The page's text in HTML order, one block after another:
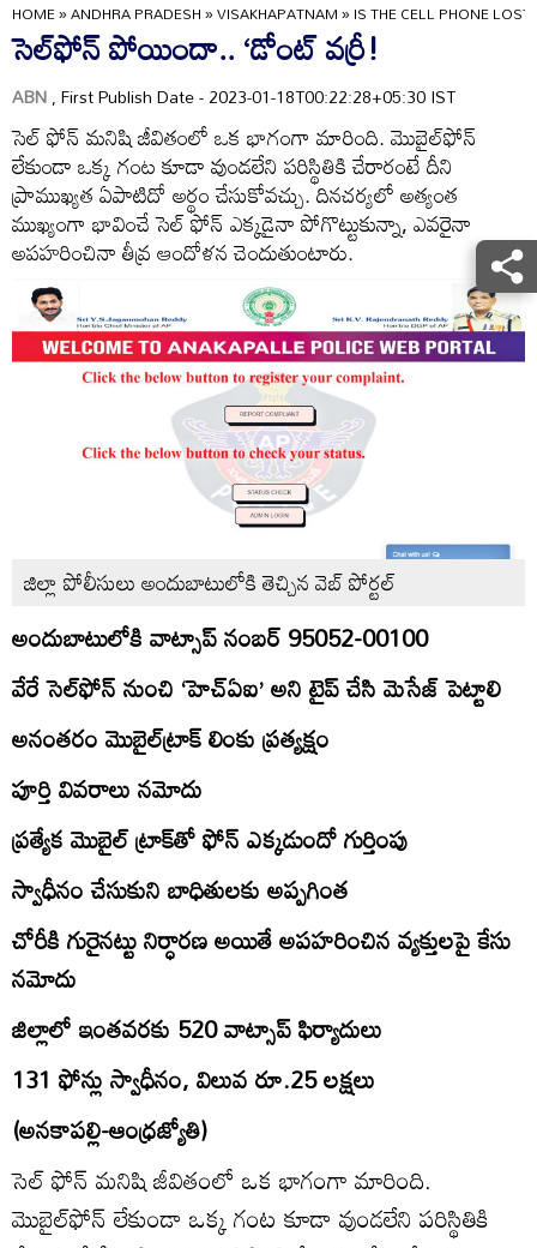
HOME»ANDHRA PRADESH»VISAKHAPATNAM»IS THE CELL PHONE
సెల్‌ఫోన్‌ పోయిందా.. ‘డోంట్‌ వర్రీ!
ABN, First Publish Date - 2023-01-18T00:22:28+05:30 IST
సెల్‌ ఫోన్‌ మనిషి జీవితంలో ఒక భాగంగా మారింది. మొబైల్‌ఫోన్‌
లేకుండా ఒక్క గంట కూడా వుండలేని పరిస్థితికి చేరారంటే దీని
ప్రాముఖ్యత ఏపాటిదో అర్థం చేసుకోవచ్చు. దినచర్యలో అత్యంత
ముఖ్యంగా భావించే సెల్‌ ఫోన్‌ ఎక్కడైనా పోగొట్టుకున్నా, ఎవరైనా
అపహరించినా తీవ్ర ఆందోళన చెందుతుంటారు.
జిల్లా పోలీసులు అందుబాటులోకి తెచ్చిన వెబ్‌ పోర్టల్‌
అందుబాటులోకి వాట్సాప్‌ నంబర్‌ 95052-00100
వేరే సెల్‌ఫోన్‌ నుంచి ‘హెచ్‌ఏఐ’ అని టైప్‌ చేసి మెసేజ్‌ పెట్టాలి
అనంతరం మొబైల్‌ట్రాక్‌ లింకు ప్రత్యక్షం
పూర్తి వివరాలు నమోదు
ప్రత్యేక మొబైల్‌ ట్రాక్‌తో ఫోన్‌ ఎక్కడుందో గుర్తింపు
స్వాధీనం చేసుకుని బాధితులకు అప్పగింత
చోరీకి గురైనట్టు నిర్ధారణ అయితే అపహరించిన వ్యక్తులపై కేసు
నమోదు
జిల్లాలో ఇంతవరకు 520 వాట్సాప్‌ ఫిర్యాదులు
131 ఫోన్లు స్వాధీనం, విలువ రూ.25 లక్షలు
(అనకాపల్లి-ఆంధ్రజ్యోతి)
సెల్‌ ఫోన్‌ మనిషి జీవితంలో ఒక భాగంగా మారింది.
మొబైల్‌ఫోన్‌ లేకుండా ఒక్క గంట కూడా వుండలేని పరిస్థితికి